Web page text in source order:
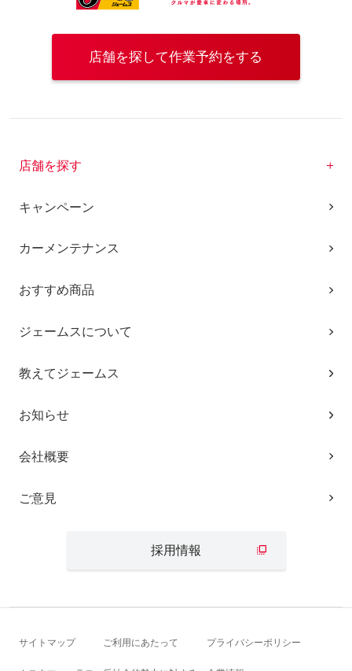
店舗を探して作業予約をする
店舗を探す
キャンペーン
カーメンテナンス
おすすめ商品
ジェームスについて
教えてジェームス
お知らせ
会社概要
ご意見
採用情報
サイトマップ ご利用にあたって プライバシーポリシー